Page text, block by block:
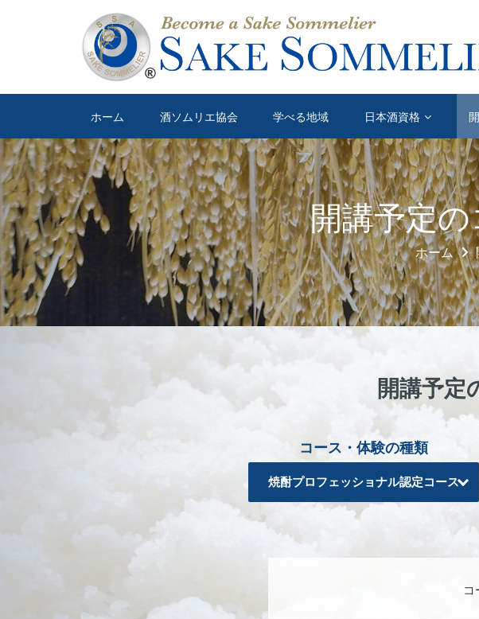
ホーム 酒ソムリエ協会 学べる地域 日本酒資格
開講予定
ホーム
開講予定
コース・体験の種類
焼酎プロフェッショナル認定コース
コ